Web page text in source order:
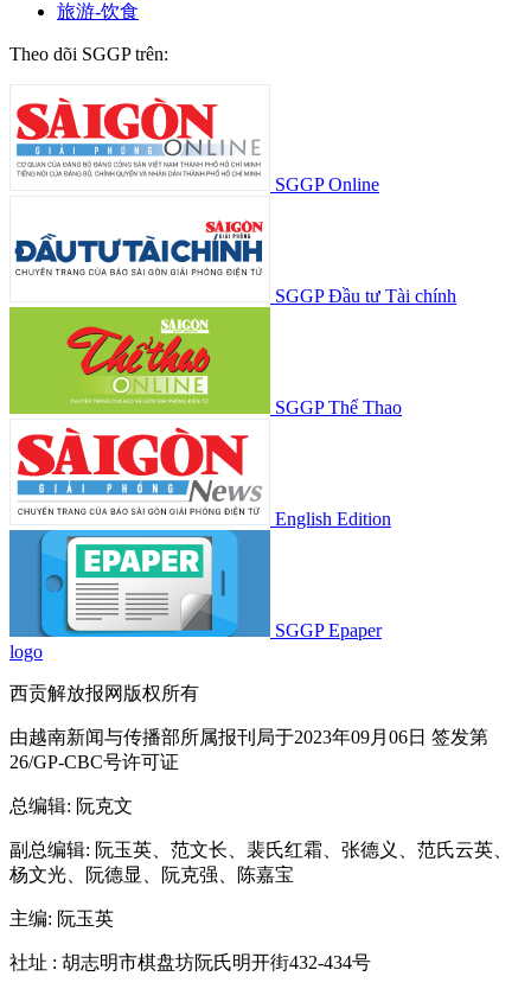
旅游-饮食
Theo dõi SGGP trên:
SGGP Online
SGGP Đầu tư Tài chính
SGGP Thể Thao
English Edition
SGGP Epaper
logo
西贡解放报网版权所有
由越南新闻与传播部所属报刊局于2023年09月06日 签发第
26/GP-CBC号许可证
总编辑: 阮克文
副总编辑: 阮玉英、范文长、裴氏红霜、张德义、范氏云英、
杨文光、阮德显、阮克强、陈嘉宝
主编: 阮玉英
社址 : 胡志明市棋盘坊阮氏明开街432-434号